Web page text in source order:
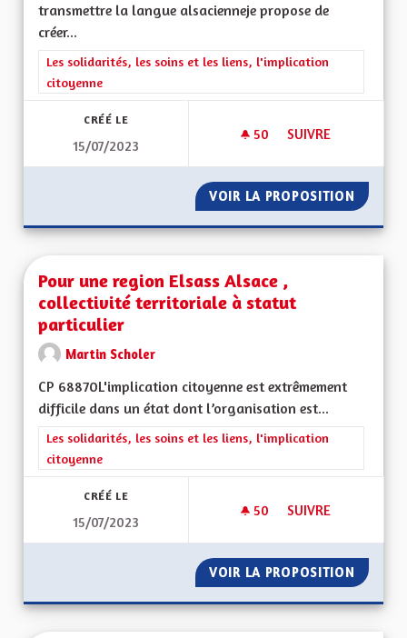
transmettre la langue alsacienneje propose de
créer...
Filtrer les résultats de la catégorie : Les solidarités, les soins
Les solidarités, les soins et les liens, l'implication
citoyenne
CRÉÉ LE
15/07/2023
50 50 ABONNÉS
SUIVRE
VOIR LA PROPOSITION
Pour une region Elsass Alsace ,
collectivité territoriale à statut
particulier
Martin Scholer
CP 68870L'implication citoyenne est extrêmement
difficile dans un état dont l’organisation est...
Filtrer les résultats de la catégorie : Les solidarités, les soins
Les solidarités, les soins et les liens, l'implication
citoyenne
CRÉÉ LE
15/07/2023
50 50 ABONNÉS
SUIVRE
VOIR LA PROPOSITION POUR